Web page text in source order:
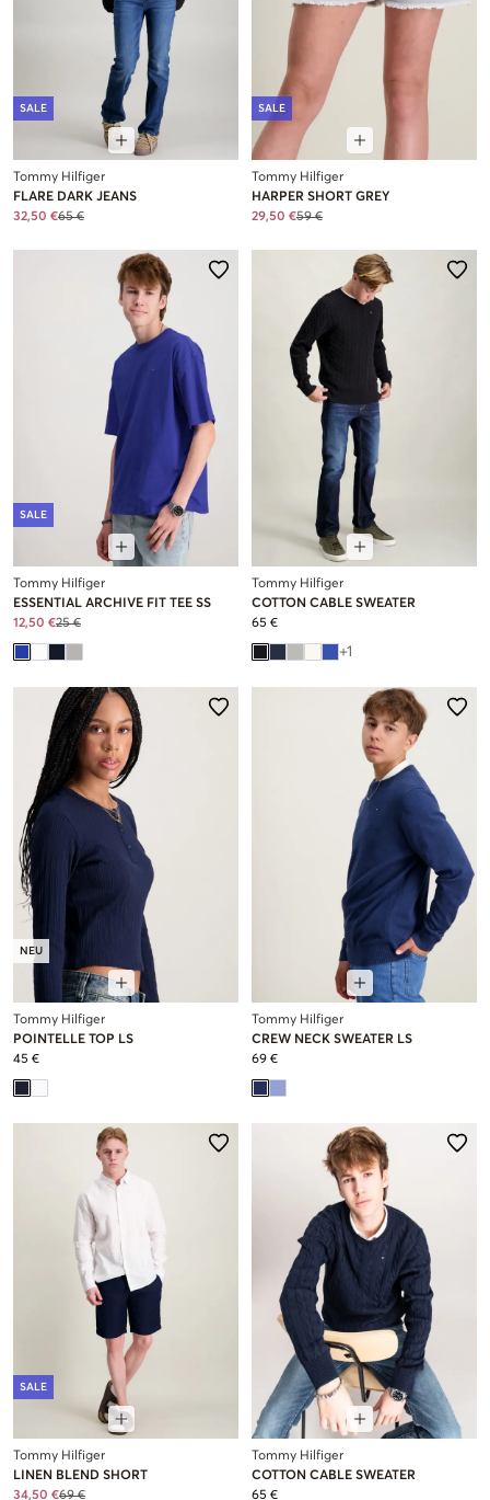
SALE
Tommy Hilfiger
FLARE DARK JEANS
32,50 €65 €
SALE
Tommy Hilfiger
HARPER SHORT GREY
29,50 €59 €
SALE
Tommy Hilfiger
ESSENTIAL ARCHIVE FIT TEE SS
12,50 €25 €
Tommy Hilfiger
COTTON CABLE SWEATER
65 €
+1
NEU
Tommy Hilfiger
POINTELLE TOP LS
45 €
Tommy Hilfiger
CREW NECK SWEATER LS
69 €
SALE
Tommy Hilfiger
LINEN BLEND SHORT
34,50 €69 €
Tommy Hilfiger
COTTON CABLE SWEATER
65 €